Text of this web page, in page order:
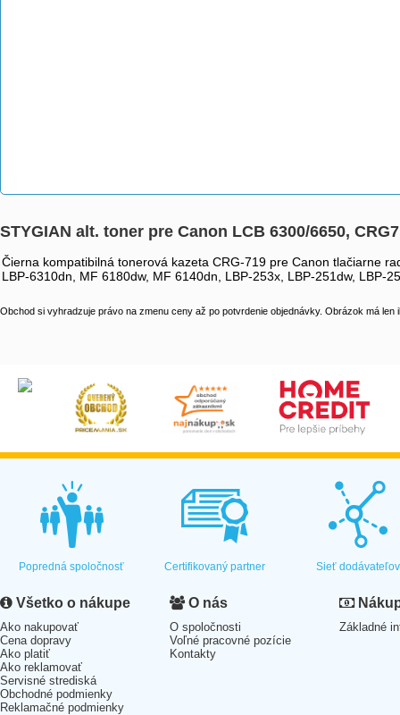
STYGIAN alt. toner pre Canon LCB 6300/6650,
Čierna kompatibilná tonerová kazeta CRG-719 pre Canon tlačiarne
LBP-6310dn, MF 6180dw, MF 6140dn, LBP-253x, LBP-251dw, LBP-
Obchod si vyhradzuje právo na zmenu ceny až po potvrdenie objednávky. Obrázok má len
Popredná spoločnosť Certifikovaný partner Sieť dodávateľov
Všetko o nákupe
Ako nakupovať
Cena dopravy
Ako platiť
Ako reklamovať
Servisné strediská
Obchodné podmienky
Reklamačné podmienky
O nás
O spoločnosti
Voľné pracovné pozície
Kontakty
Základné